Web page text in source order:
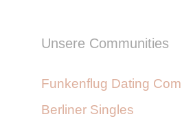
Unsere Communities
Funkenflug Dating
Berliner Singles